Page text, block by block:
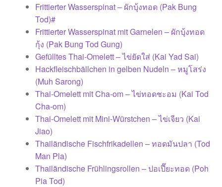
Frittierter Wasserspinat – ผักบุ้งทอด (Pak Bung
Tod)#
Frittierter Wasserspinat mit Garnelen – ผักบุ้งทอด
กุ้ง (Pak Bung Tod Gung)
Gefülltes Thai-Omelett – ไข่ยัดใส่ (Kai Yad Sai)
Hackfleischbällchen in gelben Nudeln – หมูโสร่ง
(Muh Sarong)
Thai-Omelett mit Cha-om – ไข่ทอดชะอม (Kai Tod
Cha-om)
Thai-Omelett mit Mini-Würstchen – ไข่เจียว (Kai
Jiao)
Thailändische Fischfrikadellen – ทอดมันปลา (Tod
Man Pla)
Thailändische Frühlingsrollen – ปอเปี๊ยะทอด (Poh
Pia Tod)